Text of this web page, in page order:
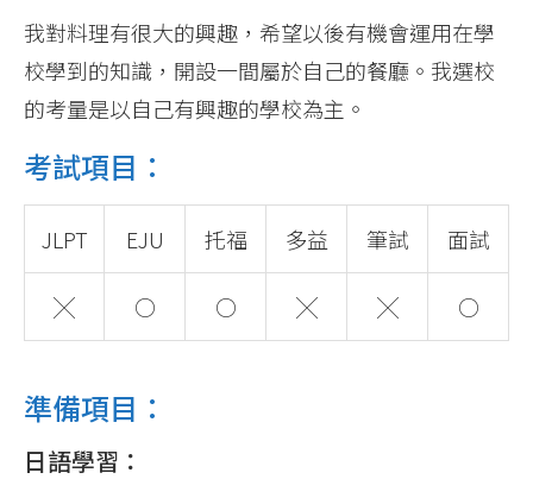
我對料理有很大的興趣，希望以後有機會運用在學
校學到的知識，開設一間屬於自己的餐廳。我選校
的考量是以自己有興趣的學校為主。
考試項目：
JLPT EJU 托福 多益 筆試 面試
╳ ○ ○ ╳ ╳ ○
準備項目：
日語學習：